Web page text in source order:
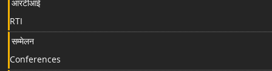
आरटीआई
RTI
सम्मेलन
Conferences